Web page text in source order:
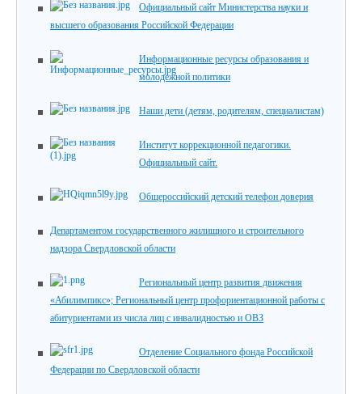
Официальный сайт Министерства науки и
высшего образования Российской Федерации
Информационные ресурсы образования и
молодежной политики
Наши дети (детям, родителям, специалистам)
Институт коррекционной педагогики.
Официальный сайт.
Общероссийский детский телефон доверия
Департаментом государственного жилищного и строительного
надзора Свердловской области
Региональный центр развития движения
«Абилимпикс»; Региональный центр профориентационной работы с
абитуриентами из числа лиц с инвалидностью и ОВЗ
Отделение Социального фонда Российской
Федерации по Свердловской области